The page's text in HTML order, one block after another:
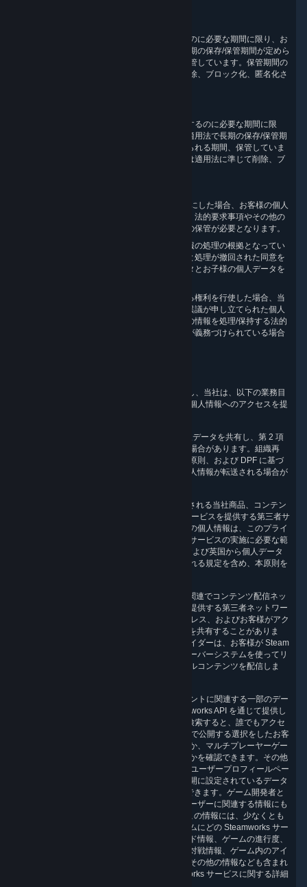
当社は、情報収集および処理の目的を達成するのに必要な期間に限り、お
客様の情報を保管します。または、適用法で長期の保存/保管期間が定めら
れている場合には、法令で求められる期間、保管しています。保管期間の
満了後、お客様の個人情報は適用法に準じて削除、ブロック化、匿名化さ
当社は、情報収集および処理の目的を達成するのに必要な期間に限
り、お客様の情報を保管します。または、適用法で長期の保存/保管期
間が定められている場合には、法令で求められる期間、保管していま
す。保管期間の満了後、お客様の個人情報は適用法に準じて削除、ブ
お客様が Steam ユーザーアカウントを無効にした場合、お客様の個人
情報には削除の印が付けられます。ただし、法的要求事項やその他の
一般に正当な目的がある場合には、長期間の保管が必要となります。
ご自身の個人情報、またはお子様の個人情報の処理の根拠となってい
る同意を撤回された場合、個人情報の収集と処理が撤回された同意を
根拠としていた範囲で、お客様の個人データとお子様の個人データを
ご自身の個人情報の処理に異議を申し立てる権利を行使した場合、当
社はお客様の異議を検討し、処理に対して異議が申し立てられた個人
情報を遅滞なく削除します。ただし、当該の情報を処理/保持する法的
根拠がある場合、または適用法で情報保持が義務づけられている場合
Valve は、個人情報を販売していません。ただし、当社は、以下の業務目
的で必要に応じて当社が収集した各カテゴリの個人情報へのアクセスを提
5.1 Valve とその子会社は、相互にお客様の個人データを共有し、第 2 項
の目的を達成するために必要な範囲で利用する場合があります。組織再
編、売却、合併があった場合には、適用法、本原則、および DPF に基づ
く責任要件に従った上で、関連する第三者に個人情報が転送される場合が
5.2 お客様の個人情報は、Steam を通じて販売される当社商品、コンテン
ツ/サービスに関連して、カスタマーサポートサービスを提供する第三者サ
ービスプロバイダーとも共有されます。お客様の個人情報は、このプライ
バシーポリシーに準じて、カスタマーサポートサービスの実施に必要な範
囲で利用されます。 Valve は、EU、スイス、および英国から個人データ
をその先に転送する場合、転送の責任に適用される規定を含め、本原則を
5.3 インターネット標準に準じて、Steam との関連でコンテンツ配信ネッ
トワークサービスやゲームサーバーサービスを提供する第三者ネットワー
クプロバイダーとも、一部の個人情報（IP アドレス、およびお客様がアク
セスを希望する Steam コンテンツの ID など）を共有することがありま
す。当社のコンテンツ配信ネットワークプロバイダーは、お客様が Steam
を通じて、またはコンテンツを配信する配信サーバーシステムを使ってリ
クエストした（居住地により異なる）、デジタルコンテンツを配信しま
5.4 当社では、お客様の Steam ユーザーアカウントに関連する一部のデー
タを他のプレーヤーや当社パートナーに Steamworks API を通じて提供し
ています。この情報は、お客様の Steam ID を検索すると、誰でもアクセ
スできます。検索により、少なくともSteam 上で公開する選択をしたお客
様の個人名とアバター画像にアクセスできるほか、マルチプレーヤーゲー
ムで不正行為をしたとして追放を受けていないかを確認できます。その他
の情報へのアクセスは、Steam コミュニティのユーザープロフィールペー
ジから管理できます。プロフィールページで公開に設定されているデータ
には、Steamworks API から自動的にアクセスできます。ゲーム開発者と
販売元は、公開情報のほか、運営するゲームユーザーに関連する情報にも
Steamworks API から直接アクセスできます。この情報には、少なくとも
対象のゲームの所有権が含まれています。ゲームにどの Steamworks サー
ビスが実装されているかにより、リーダーボード情報、ゲームの進行度、
現在までの到達度、マルチプレーヤーゲームの対戦情報、ゲーム内のアイ
テム、ゲームの運営とサポートの提供に必要なその他の情報なども含まれ
ています。特定のゲームに実装される Steamworks サービスに関する詳細